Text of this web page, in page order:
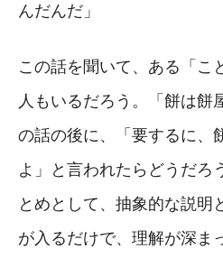
んだんだ」
この話を聞いて、ある「こ
人もいるだろう。「餅は餅
の話の後に、「要するに、
よ」と言われたらどうだろ
とめとして、抽象的な説明
が入るだけで、理解が深ま